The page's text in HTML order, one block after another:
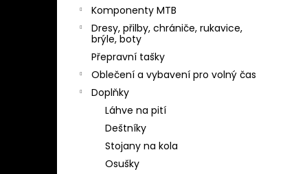
Komponenty MTB
Dresy, přilby, chrániče, rukavice,
brýle, boty
Přepravní tašky
Oblečení a vybavení pro volný čas
Doplňky
Láhve na pití
Deštníky
Stojany na kola
Osušky